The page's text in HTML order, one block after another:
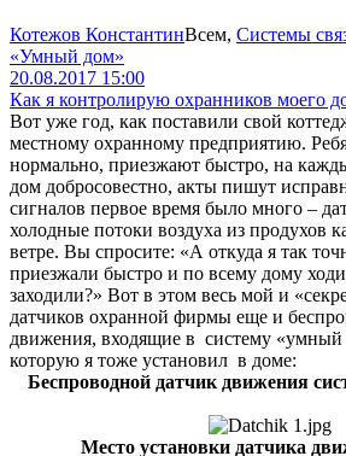
Котежов КонстантинВсем, Системы
«Умный дом»
20.08.2017 15:00
Как я контролирую охранников моего
Вот уже год, как поставили свой
местному охранному предприятию.
нормально, приезжают быстро, на
дом добросовестно, акты пишут
сигналов первое время было много –
холодные потоки воздуха из продухов
ветре. Вы спросите: «А откуда я так
приезжали быстро и по всему дому
заходили?» Вот в этом весь мой и
датчиков охранной фирмы еще и
движения, входящие в систему «умный
которую я тоже установил в доме:
Беспроводной датчик движения
Место установки датчика